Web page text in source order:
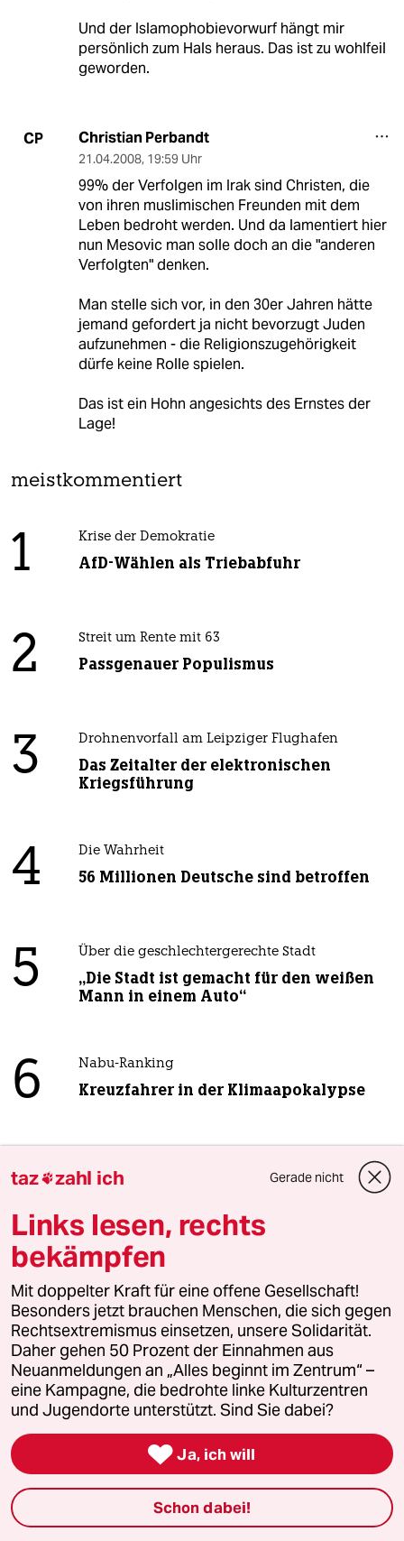
Und der Islamophobievorwurf hängt mir
persönlich zum Hals heraus. Das ist zu wohlfeil
geworden.
CP Christian Perbandt
21.04.2008, 19:59 Uhr
99% der Verfolgen im Irak sind Christen, die
von ihren muslimischen Freunden mit dem
Leben bedroht werden. Und da lamentiert hier
nun Mesovic man solle doch an die "anderen
Verfolgten" denken.
Man stelle sich vor, in den 30er Jahren hätte
jemand gefordert ja nicht bevorzugt Juden
aufzunehmen - die Religionszugehörigkeit
dürfe keine Rolle spielen.
Das ist ein Hohn angesichts des Ernstes der
Lage!
meistkommentiert
1 Krise der Demokratie
AfD-Wählen als Triebabfuhr
2 Streit um Rente mit 63
Passgenauer Populismus
3 Drohnenvorfall am Leipziger Flughafen
Das Zeitalter der elektronischen
Kriegsführung
4 Die Wahrheit
56 Millionen Deutsche sind betroffen
5 Über die geschlechtergerechte Stadt
„Die Stadt ist gemacht für den weißen
Mann in einem Auto“
6 Nabu-Ranking
Kreuzfahrer in der Klimaapokalypse
taz
Folgen Sie uns
Ressorts
Politik
Öko
Gesellschaft
Kultur
Sport
taz zahl ich Gerade nicht
Links lesen, rechts
bekämpfen
Mit doppelter Kraft für eine offene Gesellschaft!
Besonders jetzt brauchen Menschen, die sich gegen
Rechtsextremismus einsetzen, unsere Solidarität.
Daher gehen 50 Prozent der Einnahmen aus
Neuanmeldungen an „Alles beginnt im Zentrum“ –
eine Kampagne, die bedrohte linke Kulturzentren
und Jugendorte unterstützt. Sind Sie dabei?
 Ja, ich will
Schon dabei!